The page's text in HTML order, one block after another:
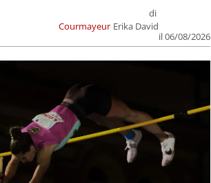
Courmayeur
di
Erika David
il 06/08/2026